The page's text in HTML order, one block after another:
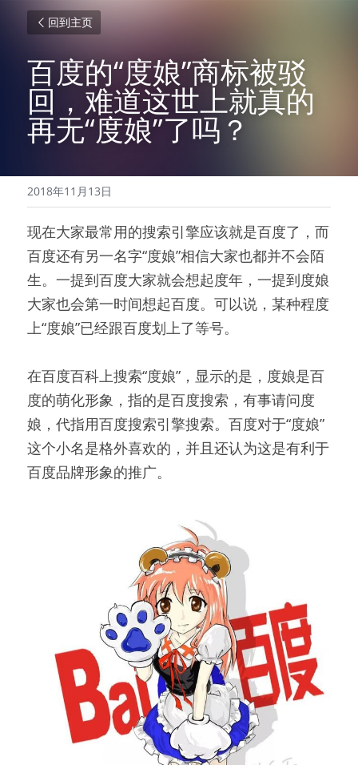
回到主页
百度的“度娘”商标被驳
回，难道这世上就真的
再无“度娘”了吗？
2018年11月13日
现在大家最常用的搜索引擎应该就是百度了，而
百度还有另一名字“度娘”相信大家也都并不会陌
生。一提到百度大家就会想起度年，一提到度娘
大家也会第一时间想起百度。可以说，某种程度
上“度娘”已经跟百度划上了等号。
在百度百科上搜索“度娘”，显示的是，度娘是百
度的萌化形象，指的是百度搜索，有事请问度
娘，代指用百度搜索引擎搜索。百度对于“度娘”
这个小名是格外喜欢的，并且还认为这是有利于
百度品牌形象的推广。